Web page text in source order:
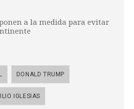
a la medida para evitar
DONALD TRUMP
IGLESIAS